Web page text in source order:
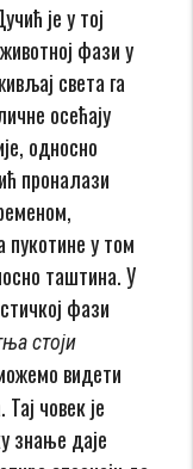
је у тој
фази у
света га
осећају
односно
проналази
пукотине у том
таштина. У
фази
стоји
видети
човек је
знање даје